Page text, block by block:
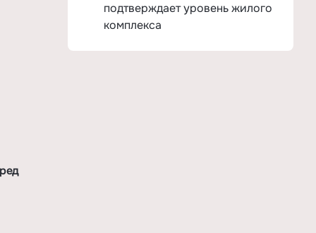
подтверждает уровень жилого
комплекса